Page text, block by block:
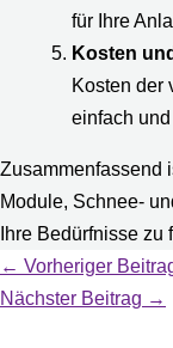
für Ihre
Kosten und
Kosten der
einfach
Zusammenfassend
Module, Schnee-
Ihre Bedürfnisse
← Vorheriger
Nächster Beitrag →